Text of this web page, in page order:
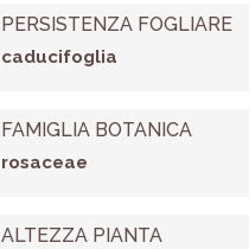
PERSISTENZA FOGLIARE
caducifoglia
FAMIGLIA BOTANICA
rosaceae
ALTEZZA PIANTA